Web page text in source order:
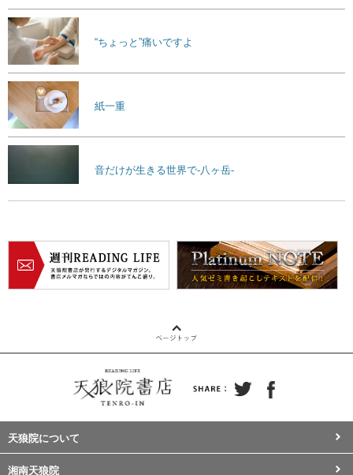
“ちょっと”痛いですよ
紙一重
音だけが生きる世界で-八ヶ岳-
天狼院について
湘南天狼院